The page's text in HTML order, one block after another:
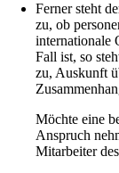
Ferner steht
zu, ob
internationale
Fall ist, so
zu, Auskunft
Möchte eine
Anspruch
Mitarbeiter